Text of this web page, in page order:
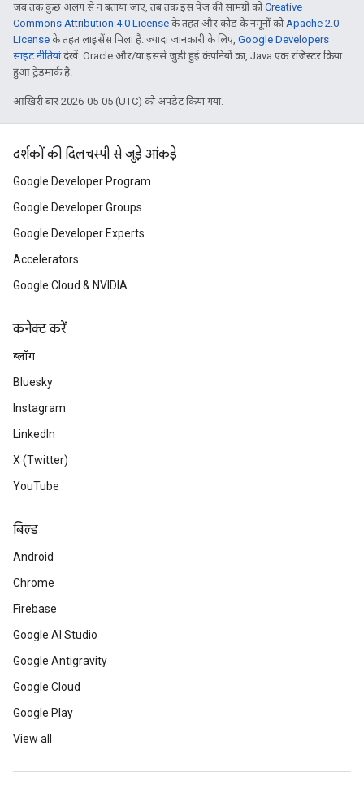
जब तक कुछ अलग से न बताया जाए, तब तक इस पेज की सामग्री कोCreative
Commons Attribution 4.0 License के तहत और कोड के नमूनों कोApache 2.0
License के तहत लाइसेंस मिला है. ज़्यादा जानकारी के लिए, Google Developers
साइट नीतियांदेखें. Oracle और/या इससे जुड़ी हुई कंपनियों का, Java एक रजिस्टर किया
हुआ ट्रेडमार्क है.
आखिरी बार 2026-05-05 (UTC) को अपडेट किया गया.
दर्शकों की दिलचस्पी से जुड़े आंकड़े
Google Developer Program
Google Developer Groups
Google Developer Experts
Accelerators
Google Cloud & NVIDIA
कनेक्ट करें
ब्लॉग
Bluesky
Instagram
LinkedIn
X (Twitter)
YouTube
बिल्ड
Android
Chrome
Firebase
Google AI Studio
Google Antigravity
Google Cloud
Google Play
View all